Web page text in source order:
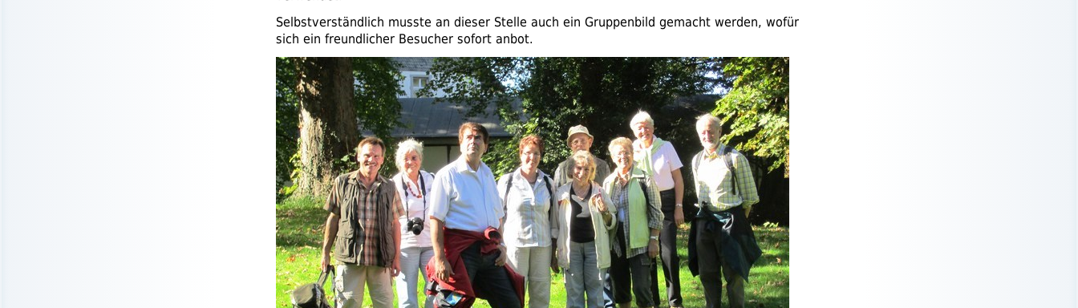
Selbstverständlich musste an dieser Stelle auch ein Gruppenbild gemacht werden, wofür
sich ein freundlicher Besucher sofort anbot.